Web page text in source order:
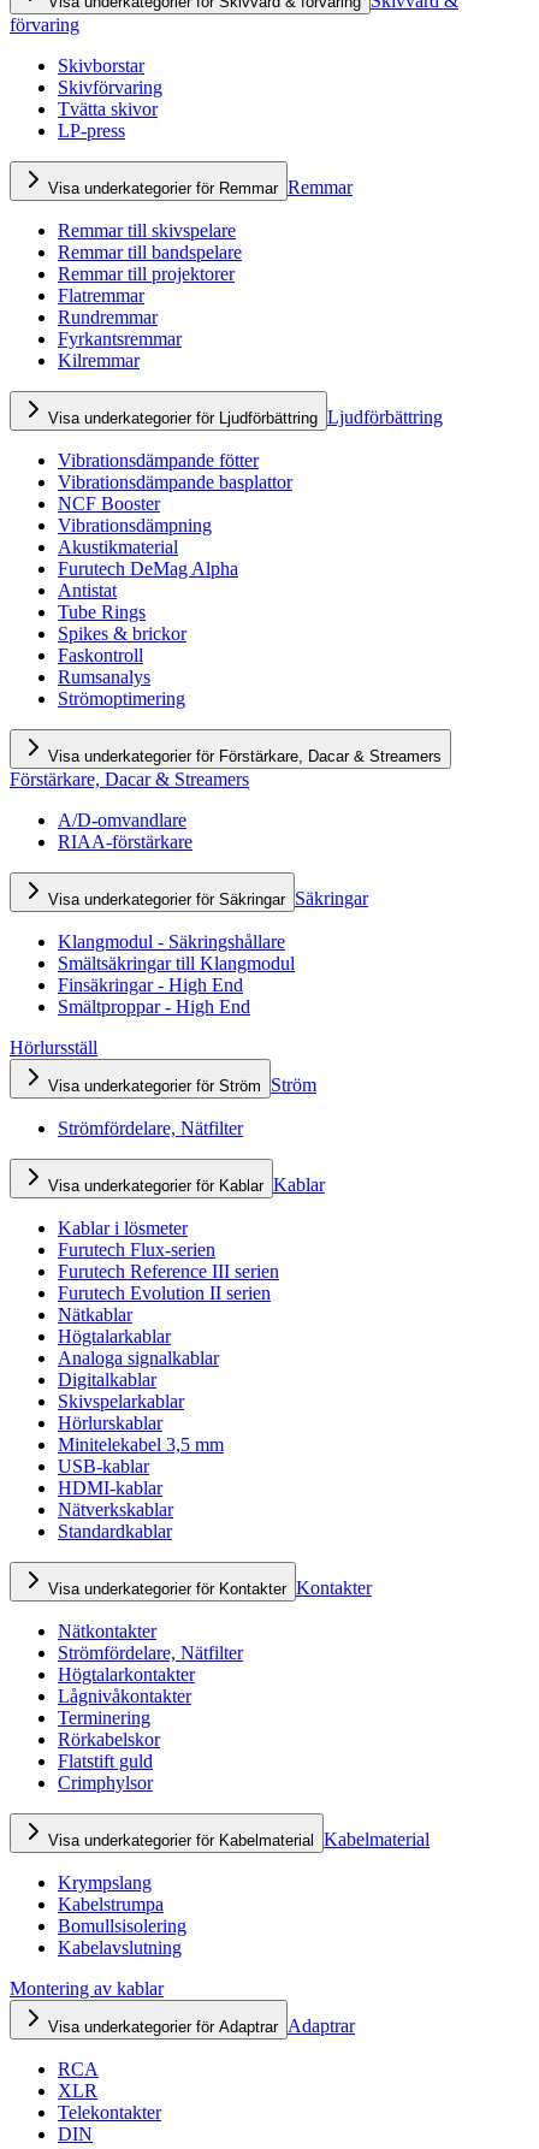
förvaring
Skivborstar
Skivförvaring
Tvätta skivor
LP-press
Visa underkategorier för Remmar Remmar
Remmar till skivspelare
Remmar till bandspelare
Remmar till projektorer
Flatremmar
Rundremmar
Fyrkantsremmar
Kilremmar
Visa underkategorier för Ljudförbättring Ljudförbättring
Vibrationsdämpande fötter
Vibrationsdämpande basplattor
NCF Booster
Vibrationsdämpning
Akustikmaterial
Furutech DeMag Alpha
Antistat
Tube Rings
Spikes & brickor
Faskontroll
Rumsanalys
Strömoptimering
Visa underkategorier för Förstärkare, Dacar & Streamers
Förstärkare, Dacar & Streamers
A/D-omvandlare
RIAA-förstärkare
Visa underkategorier för Säkringar Säkringar
Klangmodul - Säkringshållare
Smältsäkringar till Klangmodul
Finsäkringar - High End
Smältproppar - High End
Hörlursställ
Visa underkategorier för Ström Ström
Strömfördelare, Nätfilter
Visa underkategorier för Kablar Kablar
Kablar i lösmeter
Furutech Flux-serien
Furutech Reference III serien
Furutech Evolution II serien
Nätkablar
Högtalarkablar
Analoga signalkablar
Digitalkablar
Skivspelarkablar
Hörlurskablar
Minitelekabel 3,5 mm
USB-kablar
HDMI-kablar
Nätverkskablar
Standardkablar
Visa underkategorier för Kontakter Kontakter
Nätkontakter
Strömfördelare, Nätfilter
Högtalarkontakter
Lågnivåkontakter
Terminering
Rörkabelskor
Flatstift guld
Crimphylsor
Visa underkategorier för Kabelmaterial Kabelmaterial
Krympslang
Kabelstrumpa
Bomullsisolering
Kabelavslutning
Montering av kablar
Visa underkategorier för Adaptrar Adaptrar
RCA
XLR
Telekontakter
DIN